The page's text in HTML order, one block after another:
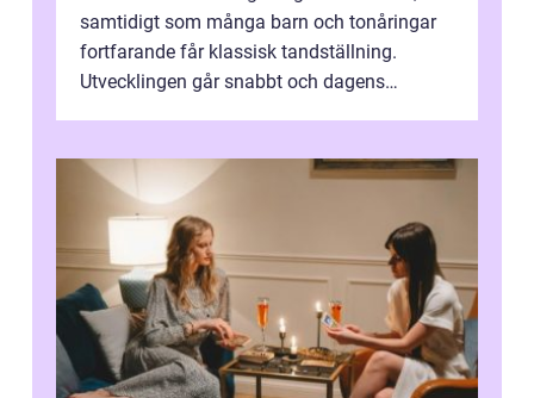
samtidigt som många barn och tonåringar
fortfarande får klassisk tandställning.
Utvecklingen går snabbt och dagens